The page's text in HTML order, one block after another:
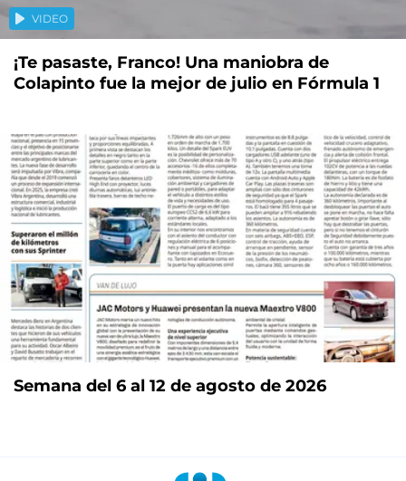
VIDEO
¡Te pasaste, Franco! Una maniobra de
Colapinto fue la mejor de julio en Fórmula 1
Semana del 6 al 12 de agosto de 2026